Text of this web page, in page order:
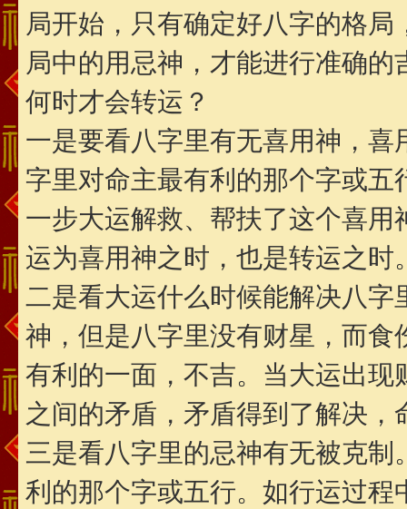
局开始，只有确定好八字的格
局中的用忌神，才能进行准确的
何时才会转运？
一是要看八字里有无喜用神，
字里对命主最有利的那个字或
一步大运解救、帮扶了这个喜
运为喜用神之时，也是转运之时
二是看大运什么时候能解决八
神，但是八字里没有财星，而食
有利的一面，不吉。当大运出
之间的矛盾，矛盾得到了解决，
三是看八字里的忌神有无被克
利的那个字或五行。如行运过